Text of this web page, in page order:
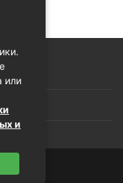
или
и